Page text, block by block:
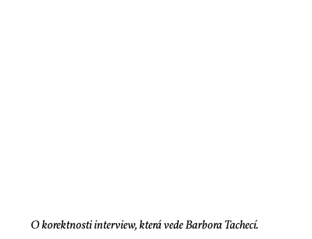
O korektnosti interview, která vede Barbora Tachecí.